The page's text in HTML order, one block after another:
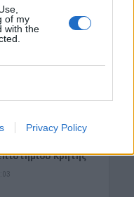
of my
with the
Privacy Policy
στεγαστικό
Κρήτης